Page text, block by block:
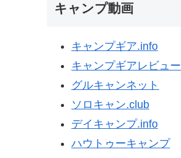
キャンプ動画
キャンプギア.info
キャンプギアレビュー
グルキャンネット
ソロキャン.club
デイキャンプ.info
ハウトゥーキャンプ